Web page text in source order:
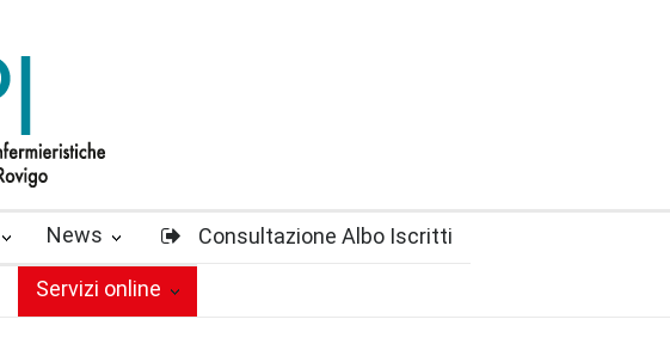
News Consultazione Albo Iscritti
Servizi online